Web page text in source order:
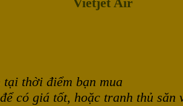
thời điểm bạn mua
có giá tốt, hoặc tranh thủ săn